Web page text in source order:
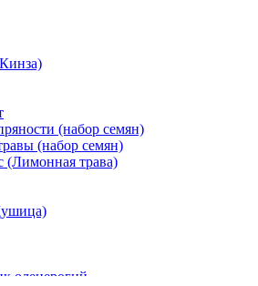
(набор семян)
(набор семян)
(Лимонная трава)
оленерогий